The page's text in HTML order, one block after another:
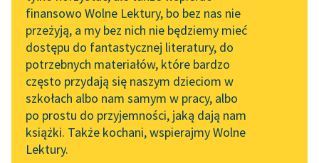
Wolne Lektury na 32.
Pol’and’Rock Festivalu
„Kochanek Lady
Chatterley” do słuchania
na Wolnych Lekturach
Nowy audiobook –
„Marzenie o Oriencie”
API
OAI-PMH
Widget Wolnych Lektur
Przypisy
finansowo Wolne Lektury, bo bez nas nie
przeżyją, a my bez nich nie będziemy mieć
dostępu do fantastycznej literatury, do
potrzebnych materiałów, które bardzo
często przydają się naszym dzieciom w
szkołach albo nam samym w pracy, albo
po prostu do przyjemności, jaką dają nam
książki. Także kochani, wspierajmy Wolne
Lektury.
A potem świt się
rozlewa. Broń w kącie
ostygła i czeka.
Pnie się wąż biały...
Czytaj więcej